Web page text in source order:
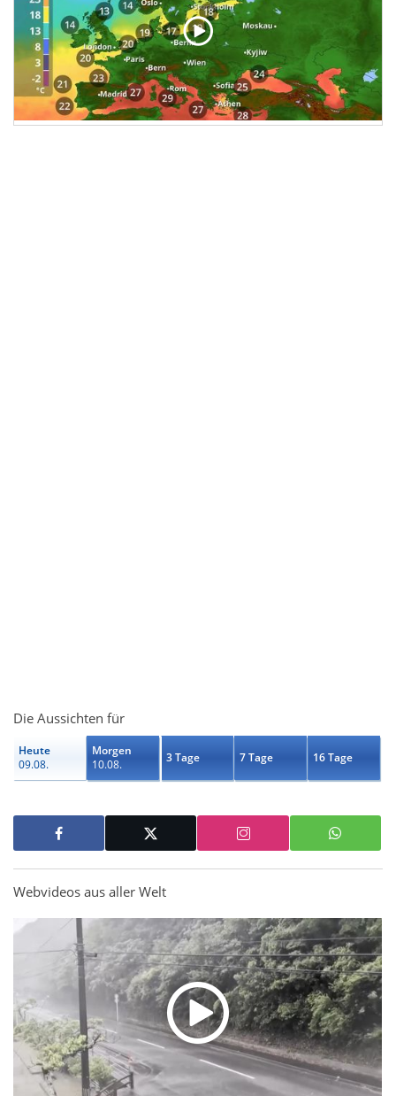
Die Aussichten für
Heute
09.08.
Morgen
10.08.
3 Tage 7 Tage 16 Tage
Webvideos aus aller Welt